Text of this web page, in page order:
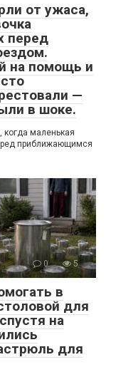
от ужаса,
перед
на помощь и
—
в шоке.
когда маленькая
приближающимся
0 5
в
для
на
для